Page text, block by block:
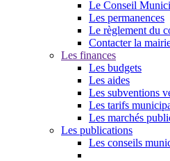
Le Conseil
Les permanences
Le règlement du
Contacter la
Les finances
Les budgets
Les aides
Les subventions
Les tarifs
Les marchés
Les publications
Les conseils